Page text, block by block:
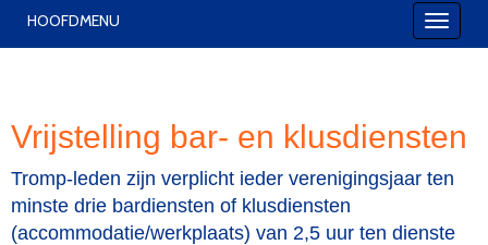
HOOFDMENU
Vrijstelling bar- en klusdiensten
Tromp-leden zijn verplicht ieder verenigingsjaar ten
minste drie bardiensten of klusdiensten
(accommodatie/werkplaats) van 2,5 uur ten dienste